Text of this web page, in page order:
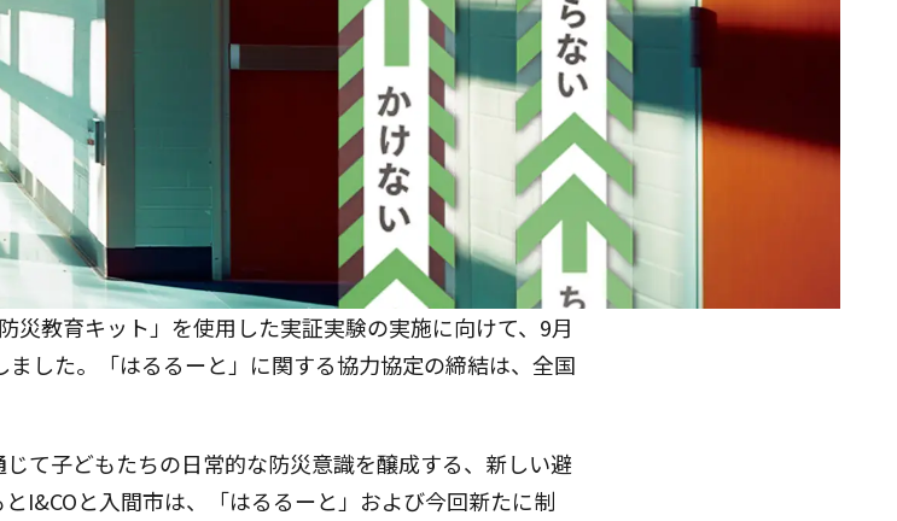
災教育キット」を使用した実証実験の実施に向けて、9月
した。「はるるーと」に関する協力協定の締結は、全国
て子どもたちの日常的な防災意識を醸成する、新しい避
I&COと入間市は、「はるるーと」および今回新たに制